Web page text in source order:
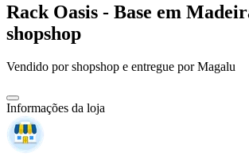
Rack Oasis - Base em
shopshop
Vendido porshopshop e entregue por Magalu
Informações da loja